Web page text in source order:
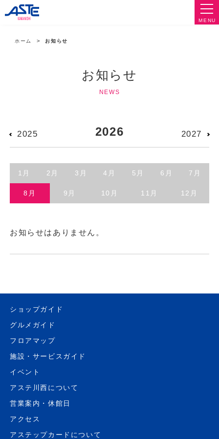
MENU
ホーム お知らせ
お知らせ
NEWS
2025 2026 2027
1月 2月 3月 4月 5月 6月 7月
8月 9月 10月 11月 12月
お知らせはありません。
ショップガイド
グルメガイド
フロアマップ
施設・サービスガイド
イベント
アステ川西について
営業案内・休館日
アクセス
アステップカードについて